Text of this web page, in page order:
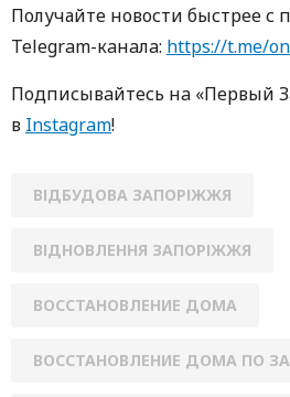
Получайте новости быстрее
Telegram-кaнaлa: https://t.me/
Пoдписывaйтесь нa «Первый
в Instagram!
ВІДБУДОВА ЗАПОРІЖЖЯ
ВІДНОВЛЕННЯ ЗАПОРІЖЖЯ
ВОССТАНОВЛЕНИЕ ДОМА
ВОССТАНОВЛЕНИЕ ДОМА ПО